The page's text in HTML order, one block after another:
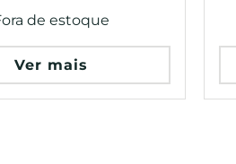
de estoque
Ver mais